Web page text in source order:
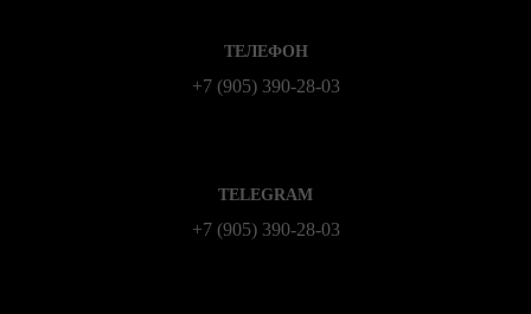
ТЕЛЕФОН
+7 (905) 390-28-03
TELEGRAM
+7 (905) 390-28-03